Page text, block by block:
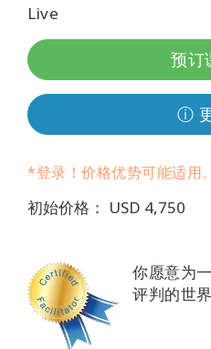
Bars
Regions
课
程
查
找
导
Shop
More
Live
预订
ⓘ
*登录！价格优势可能适用。
初始价格： USD 4,750
你愿意为
评判的世